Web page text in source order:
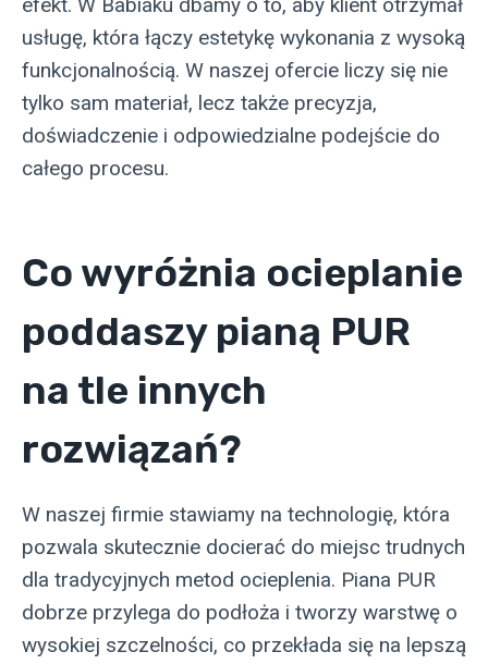
efekt. W Babiaku dbamy o to, aby klient otrzymał
usługę, która łączy estetykę wykonania z wysoką
funkcjonalnością. W naszej ofercie liczy się nie
tylko sam materiał, lecz także precyzja,
doświadczenie i odpowiedzialne podejście do
całego procesu.
Co wyróżnia ocieplanie
poddaszy pianą PUR
na tle innych
rozwiązań?
W naszej firmie stawiamy na technologię, która
pozwala skutecznie docierać do miejsc trudnych
dla tradycyjnych metod ocieplenia. Piana PUR
dobrze przylega do podłoża i tworzy warstwę o
wysokiej szczelności, co przekłada się na lepszą